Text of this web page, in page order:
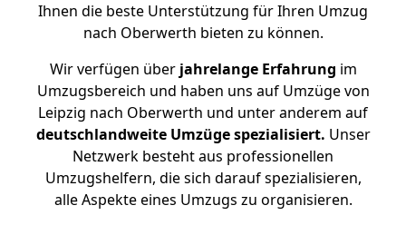
Ihnen die beste Unterstützung für Ihren Umzug
nach Oberwerth bieten zu können.
Wir verfügen überjahrelange Erfahrung im
Umzugsbereich und haben uns auf Umzüge von
Leipzig nach Oberwerth und unter anderem auf
deutschlandweite Umzüge spezialisiert. Unser
Netzwerk besteht aus professionellen
Umzugshelfern, die sich darauf spezialisieren,
alle Aspekte eines Umzugs zu organisieren.